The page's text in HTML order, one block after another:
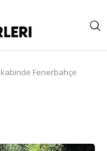
Fenerbahçe